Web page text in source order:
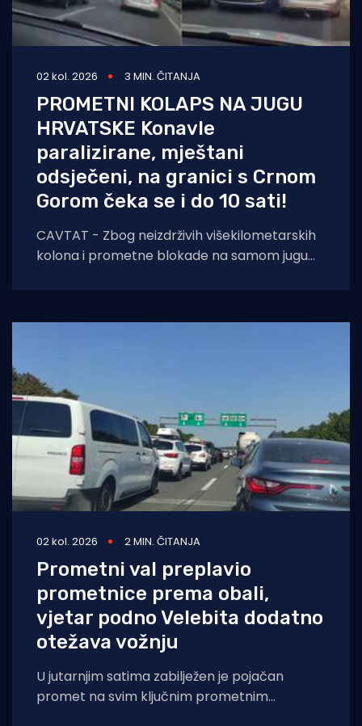
02 kol. 2026 3 MIN. ČITANJA
PROMETNI KOLAPS NA JUGU
HRVATSKE Konavle
paralizirane, mještani
odsječeni, na granici s Crnom
Gorom čeka se i do 10 sati!
CAVTAT - Zbog neizdrživih višekilometarskih
kolona i prometne blokade na samom jugu
nedjelju je
02 kol. 2026 2 MIN. ČITANJA
Prometni val preplavio
prometnice prema obali,
vjetar podno Velebita dodatno
otežava vožnju
U jutarnjim satima zabilježen je pojačan
promet na svim ključnim prometnim